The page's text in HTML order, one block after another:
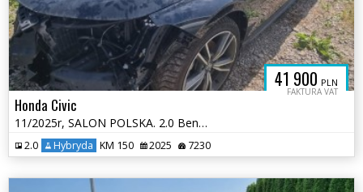
41 900 PLN
FAKTURA VAT
Honda Civic
11/2025r, SALON POLSKA. 2.0 Benzyna HYBRID. Uszkodzony przód. VAT 23.
2.0 Hybryda KM 150 2025 7230